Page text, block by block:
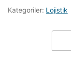
Kategoriler: Lojistik